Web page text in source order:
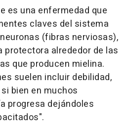
es una enfermedad que
claves del sistema
(fibras nerviosas),
protectora alrededor de las
que producen mielina.
suelen incluir debilidad,
bien en muchos
progresa dejándoles